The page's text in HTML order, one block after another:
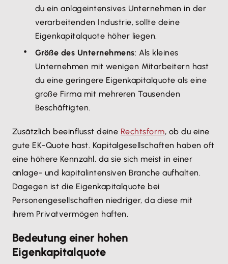
du ein anlageintensives Unternehmen in der
verarbeitenden Industrie, sollte deine
Eigenkapitalquote höher liegen.
Größe des Unternehmens: Als kleines
Unternehmen mit wenigen Mitarbeitern hast
du eine geringere Eigenkapitalquote als eine
große Firma mit mehreren Tausenden
Beschäftigten.
Zusätzlich beeinflusst deine Rechtsform, ob du eine
gute EK-Quote hast. Kapitalgesellschaften haben oft
eine höhere Kennzahl, da sie sich meist in einer
anlage- und kapitalintensiven Branche aufhalten.
Dagegen ist die Eigenkapitalquote bei
Personengesellschaften niedriger, da diese mit
ihrem Privatvermögen haften.
Bedeutung einer hohen
Eigenkapitalquote